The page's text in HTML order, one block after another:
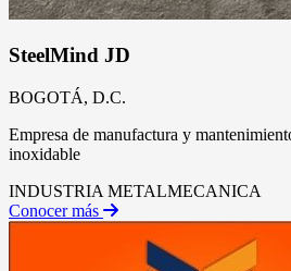
SteelMind JD
BOGOTÁ, D.C.
Empresa de manufactura y
inoxidable
INDUSTRIA METALMECANICA
Conocer más